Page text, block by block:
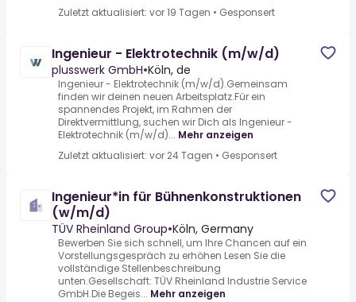
Zuletzt aktualisiert: vor 19 Tagen • Gesponsert
Ingenieur - Elektrotechnik (m/w/d)
plusswerk GmbH•Köln, de
Ingenieur - Elektrotechnik (m/w/d).Gemeinsam
finden wir deinen neuen Arbeitsplatz.Für ein
spannendes Projekt, im Rahmen der
Direktvermittlung, suchen wir Dich als Ingenieur -
Elektrotechnik (m/w/d)... Mehr anzeigen
Zuletzt aktualisiert: vor 24 Tagen • Gesponsert
Ingenieur*in für Bühnenkonstruktionen
(w/m/d)
TÜV Rheinland Group•Köln, Germany
Bewerben Sie sich schnell, um Ihre Chancen auf ein
Vorstellungsgespräch zu erhöhen Lesen Sie die
vollständige Stellenbeschreibung
unten.Gesellschaft: TÜV Rheinland Industrie Service
GmbH.Die Begeis... Mehr anzeigen